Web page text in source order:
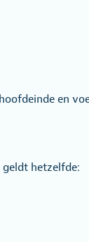
en
geldt hetzelfde: